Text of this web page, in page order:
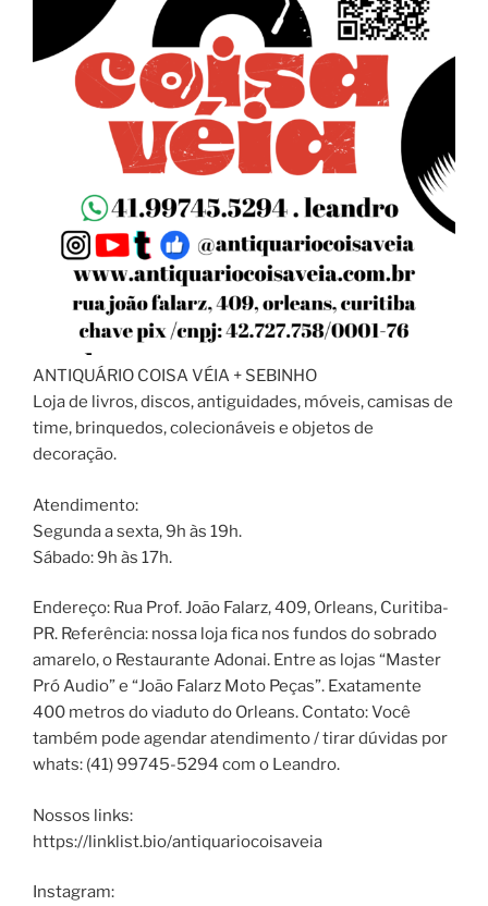
ANTIQUÁRIO COISA VÉIA + SEBINHO
Loja de livros, discos, antiguidades, móveis, camisas de
time, brinquedos, colecionáveis e objetos de
decoração.
Atendimento:
Segunda a sexta, 9h às 19h.
Sábado: 9h às 17h.
Endereço: Rua Prof. João Falarz, 409, Orleans, Curitiba-
PR. Referência: nossa loja fica nos fundos do sobrado
amarelo, o Restaurante Adonai. Entre as lojas “Master
Pró Audio” e “João Falarz Moto Peças”. Exatamente
400 metros do viaduto do Orleans. Contato: Você
também pode agendar atendimento / tirar dúvidas por
whats: (41) 99745-5294 com o Leandro.
Nossos links:
https://linklist.bio/antiquariocoisaveia
Instagram: